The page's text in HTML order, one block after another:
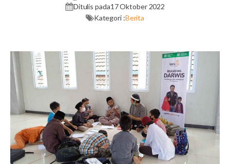
Ditulis pada17 Oktober 2022
Kategori :Berita